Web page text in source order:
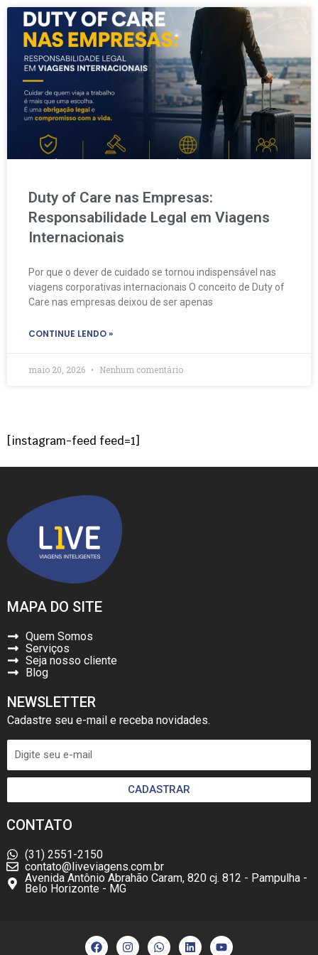
Duty of Care nas Empresas:
Responsabilidade Legal em Viagens
Internacionais
Por que o dever de cuidado se tornou indispensável nas
viagens corporativas internacionais O conceito de Duty of
Care nas empresas deixou de ser apenas
CONTINUE LENDO »
maio 20, 2026 Nenhum comentário
[instagram-feed feed=1]
MAPA DO SITE
Quem Somos
Serviços
Seja nosso cliente
Blog
NEWSLETTER
Cadastre seu e-mail e receba novidades.
CADASTRAR
CONTATO
(31) 2551-2150
contato@liveviagens.com.br
Avenida Antônio Abrahão Caram, 820 cj. 812 - Pampulha -
Belo Horizonte - MG
F
a
I
n
W
h
L
i
Y
o